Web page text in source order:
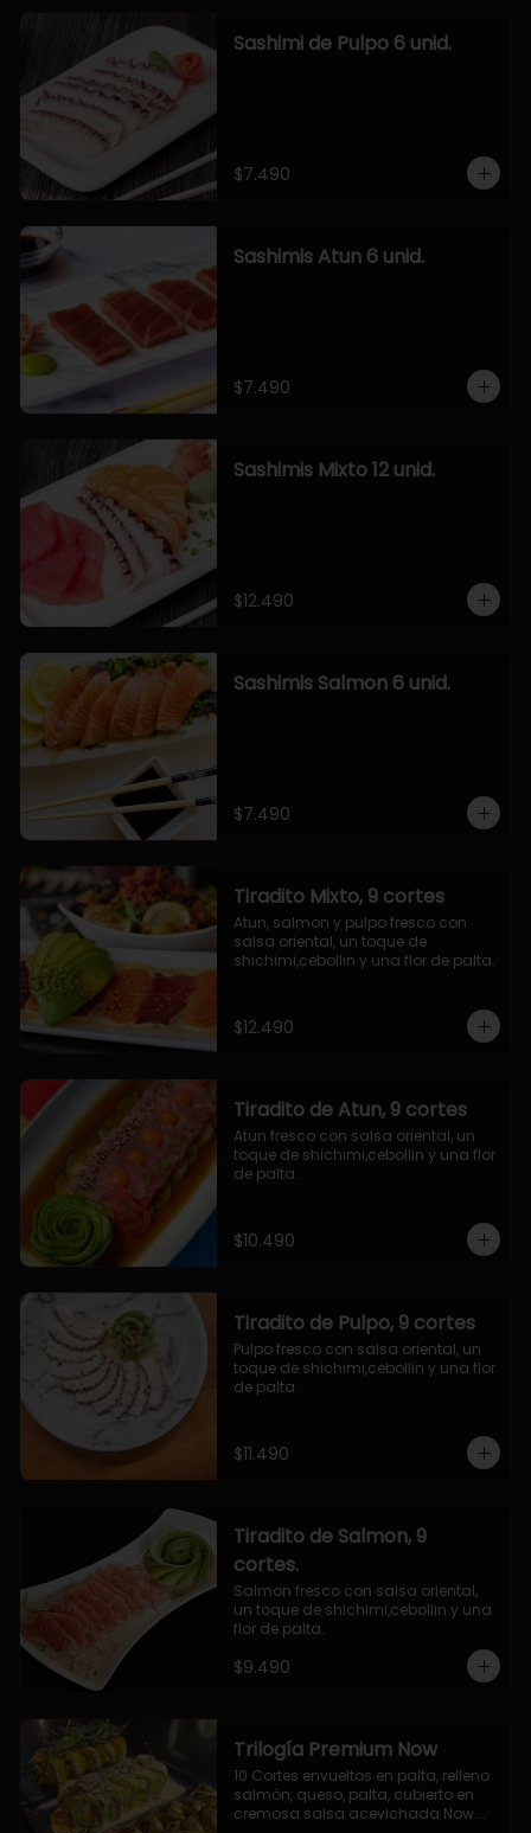
Sashimi de Pulpo 6 unid.
$7.490
Sashimis Atun 6 unid.
$7.490
Sashimis Mixto 12 unid.
$12.490
Sashimis Salmon 6 unid.
$7.490
Tiradito Mixto, 9 cortes
Atun, salmon y pulpo fresco con
salsa oriental, un toque de
shichimi,cebollin y una flor de palta.
$12.490
Tiradito de Atun, 9 cortes
Atun fresco con salsa oriental, un
toque de shichimi,cebollin y una flor
de palta.
$10.490
Tiradito de Pulpo, 9 cortes
Pulpo fresco con salsa oriental, un
toque de shichimi,cebollin y una flor
de palta.
$11.490
Tiradito de Salmon, 9
cortes.
Salmon fresco con salsa oriental,
un toque de shichimi,cebollin y una
flor de palta.
$9.490
Trilogía Premium Now
10 Cortes envueltos en palta, relleno
salmón, queso, palta, cubierto en
cremosa salsa acevichada Now.